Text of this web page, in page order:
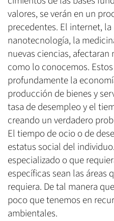
valores, se verán en un
precedentes. El internet,
nanotecnología, la
nuevas ciencias,
como lo conocemos.
profundamente la
producción de bienes y
tasa de desempleo y el
creando un verdadero
El tiempo de ocio o de
estatus social del
especializado o que
específicas sean las áreas
requiera. De tal manera
poco que tenemos en
ambientales.